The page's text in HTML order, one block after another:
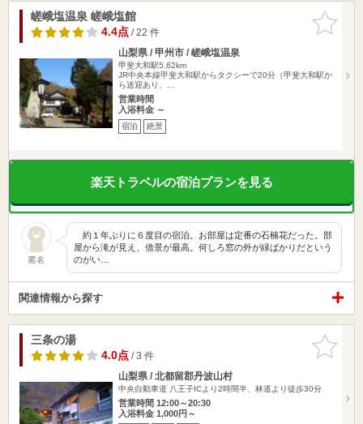
お気に入
りに追加
嵯峨塩温泉 嵯峨塩館
4.4点/ 22 件
山梨県 / 甲州市 / 嵯峨塩温泉
甲斐大和駅5.62km
JR中央本線甲斐大和駅からタクシーで20分（甲斐大和駅か
ら送迎あり、…
営業時間
入浴料金 ～
宿泊 絶景
楽天トラベルの宿泊プランを見る
匿名
約１年ぶりに６度目の宿泊。お部屋は定番の石楠花だった。部
屋から滝が見え、借景が最高。何しろ窓の外が緑ばかりだという
のがい…
関連情報から探す
お気に入
りに追加
三条の湯
4.0点/ 3 件
山梨県 / 北都留郡丹波山村
中央自動車道 八王子ICより2時間半、林道より徒歩30分
営業時間 12:00～20:30
入浴料金 1,000円～